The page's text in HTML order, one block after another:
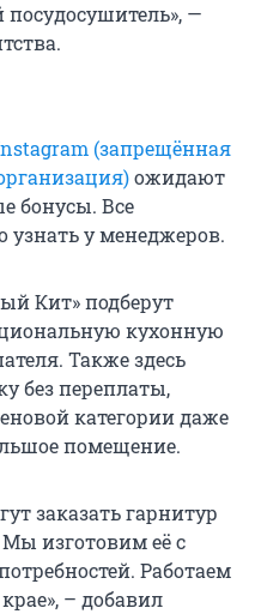
—
(запрещённая
ожидают
бонусы. Все
у менеджеров.
Кит» подберут
кухонную
Также здесь
без переплаты,
категории даже
помещение.
заказать гарнитур
изготовим её с
Работаем
– добавил